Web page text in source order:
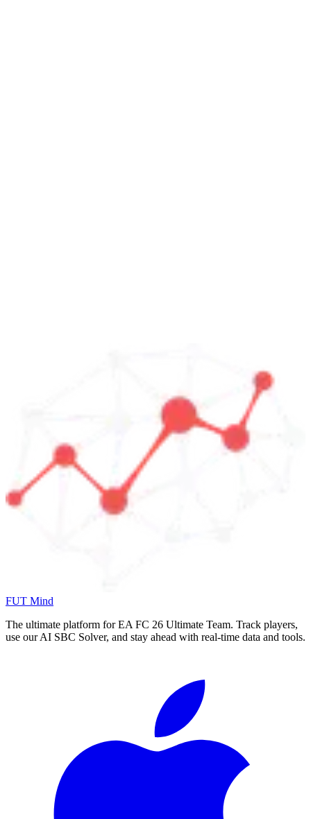
FUT Mind
The ultimate platform for EA FC 26 Ultimate Team. Track players,
use our AI SBC Solver, and stay ahead with real-time data and tools.